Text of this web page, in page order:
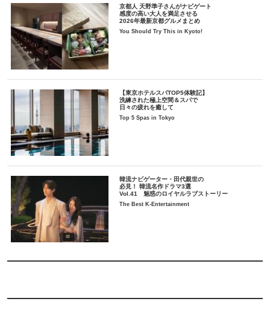
京都人 天野準子さんがナビゲート
感度の高い大人を満足させる
2026年最新京都グルメまとめ
You Should Try This in Kyoto!
【東京ホテルスパTOP5体験記】
洗練された極上空間＆スパで
日々の疲れを癒して
Top 5 Spas in Tokyo
韓流ナビゲーター・田代親世の
必見！ 韓流名作ドラマ3選
Vol.41 魅惑のロイヤルラブストーリー
The Best K-Entertainment